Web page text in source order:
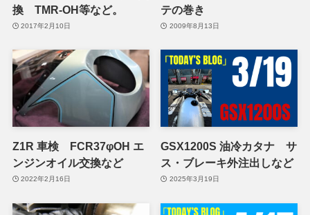
換 TMR-OH等など。
2017年2月10日
テの巻き
2009年8月13日
Z1R 車検 FCR37φOH エ
ンジンオイル交換など
2022年2月16日
GSX1200S 油冷カタナ サ
ス・ブレーキ外注出しなど
2025年3月19日